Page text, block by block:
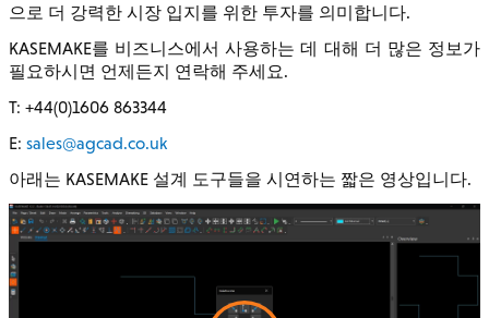
으로 더 강력한 시장 입지를 위한 투자를 의미합니다.
KASEMAKE를 비즈니스에서 사용하는 데 대해 더 많은 정보가
필요하시면 언제든지 연락해 주세요.
T: +44(0)1606 863344
E: sales@agcad.co.uk
아래는 KASEMAKE 설계 도구들을 시연하는 짧은 영상입니다.